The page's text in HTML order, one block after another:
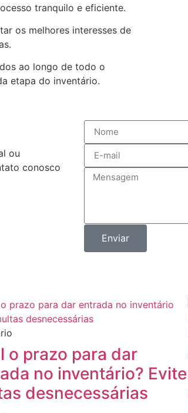
tranquilo e eficiente.
os melhores interesses de
ao longo de todo o
etapa do inventário.
ou
conosco
Enviar
o prazo para dar
no inventário? Evite
desnecessárias